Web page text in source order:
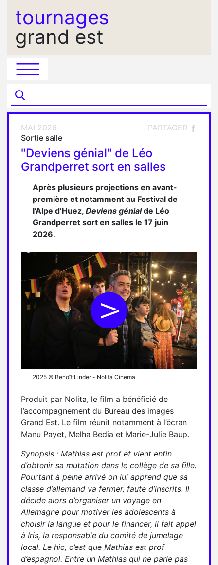
tournages
grand est
MAI 2026
PARTAGER
Sortie salle
"Deviens génial" de Léo
Grandperret sort en salles
Après plusieurs projections en avant-
première et notamment au Festival de
l’Alpe d’Huez, Deviens génialde Léo
Grandperret sort en salles le 17 juin
2026.
2025 © Benoît Linder - Nolita Cinema
Produit par Nolita, le film a bénéficié de
l’accompagnement du Bureau des images
Grand Est. Le film réunit notamment à l’écran
Manu Payet, Melha Bedia et Marie-Julie Baup.
Synopsis : Mathias est prof et vient enfin
d’obtenir sa mutation dans le collège de sa fille.
Pourtant à peine arrivé on lui apprend que sa
classe d’allemand va fermer, faute d’inscrits. Il
décide alors d’organiser un voyage en
Allemagne pour motiver les adolescents à
choisir la langue et pour le financer, il fait appel
à Iris, la responsable du comité de jumelage
local. Le hic, c’est que Mathias est prof
d’espagnol. Entre un Mathias qui ne parle pas